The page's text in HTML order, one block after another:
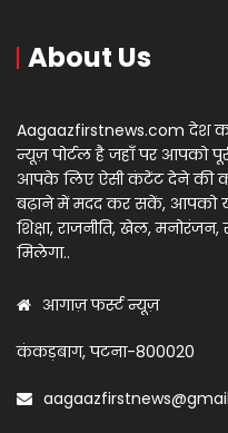
About Us
Aagaazfirstnews.com देश
न्यूज़ पोर्टल है जहाँ पर आपको
आपके लिए ऐसी कंटेंट देने की
बढ़ाने में मदद कर सकें, आपको
शिक्षा, राजनीति, खेल, मनोरंजन,
मिलेगा..
आगाज़ फर्स्ट न्यूज़
कंकड़बाग, पटना-800020